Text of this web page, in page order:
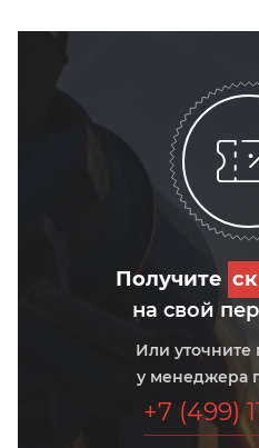
Получите
на свой
Или уточните
у менеджера
+7 (499)